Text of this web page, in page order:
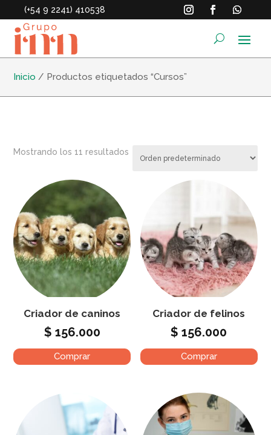
(+54 9 2241) 410538
Inicio / Productos etiquetados “Cursos”
Mostrando los 11 resultados
Criador de caninos
$ 156.000
Comprar
Criador de felinos
$ 156.000
Comprar